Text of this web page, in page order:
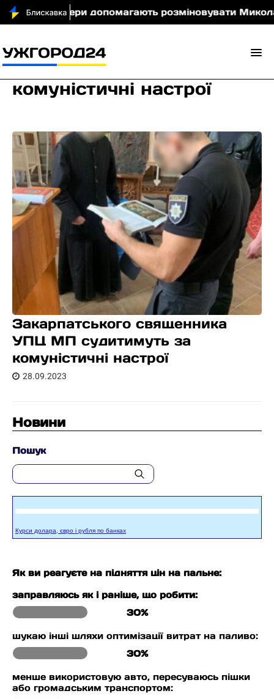
сапери допомагають розміновувати
комуністичні настрої
Закарпатського священника
УПЦ МП судитимуть за
комуністичні настрої
28.09.2023
Новини
Пошук
Курси долара, євро і рубля по банках
Як ви реагуєте на підняття цін на пальне:
заправляюсь як і раніше, що робити:
30%
шукаю інші шляхи оптимізації витрат на паливо:
30%
менше використовую авто, пересуваюсь пішки
або громадським транспортом: